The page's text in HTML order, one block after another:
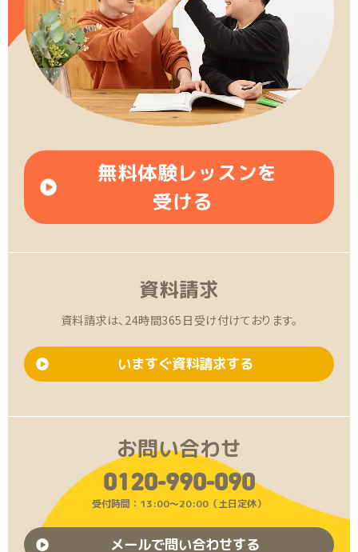
無料体験レッスンを
受ける
資料請求
資料請求は、24時間365日受け付けております。
いますぐ資料請求する
お問い合わせ
0120-990-090
受付時間：13:00〜20:00（土日定休）
メールで問い合わせする